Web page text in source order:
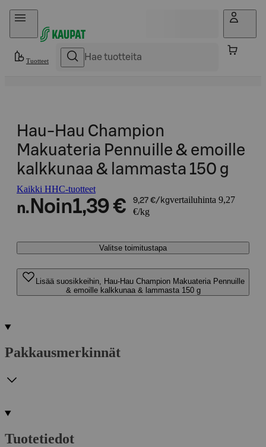
Hyppää sisältöön
Tuotteet
Hau-Hau Champion
Makuateria Pennuille & emoille
kalkkunaa & lammasta 150 g
Kaikki HHC-tuotteet
n. Noin1,39 € 9,27 €/kgvertailuhinta 9,27
€/kg
Valitse toimitustapa
Lisää suosikkeihin, Hau-Hau Champion Makuateria Pennuille
& emoille kalkkunaa & lammasta 150 g
Pakkausmerkinnät
Tuotetiedot